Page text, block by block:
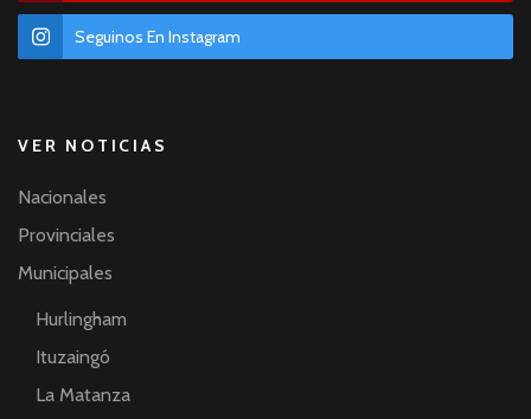
Seguinos En Instagram
VER NOTICIAS
Nacionales
Provinciales
Municipales
Hurlingham
Ituzaingó
La Matanza